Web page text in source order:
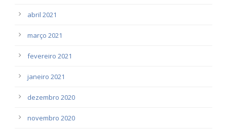
abril 2021
março 2021
fevereiro 2021
janeiro 2021
dezembro 2020
novembro 2020